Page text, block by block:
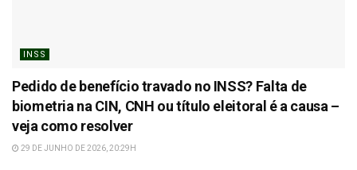
INSS
Pedido de benefício travado no INSS? Falta de
biometria na CIN, CNH ou título eleitoral é a causa –
veja como resolver
29 DE JUNHO DE 2026, 20:29H